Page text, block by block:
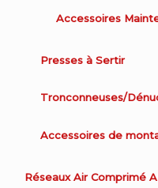
Accessoires
Presses à Sertir
Tronconneuses/
Accessoires de
Réseaux Air Comprimé